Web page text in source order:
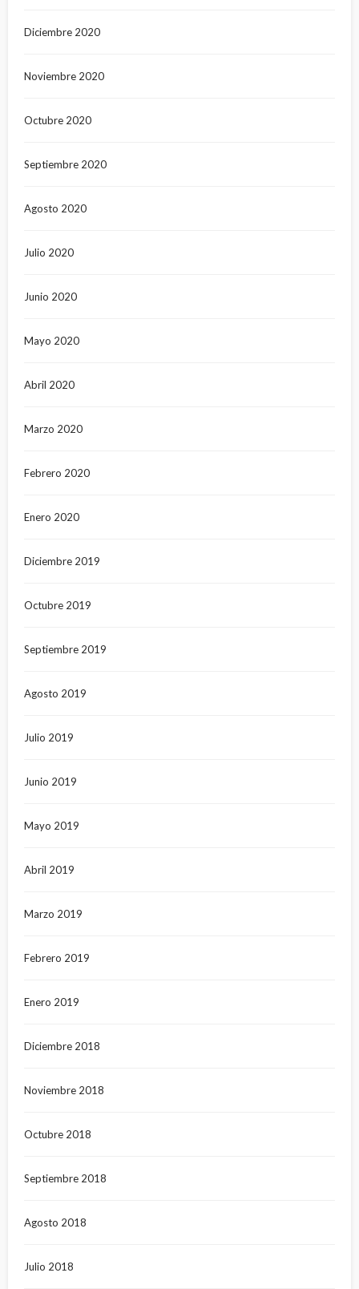
Diciembre 2020
Noviembre 2020
Octubre 2020
Septiembre 2020
Agosto 2020
Julio 2020
Junio 2020
Mayo 2020
Abril 2020
Marzo 2020
Febrero 2020
Enero 2020
Diciembre 2019
Octubre 2019
Septiembre 2019
Agosto 2019
Julio 2019
Junio 2019
Mayo 2019
Abril 2019
Marzo 2019
Febrero 2019
Enero 2019
Diciembre 2018
Noviembre 2018
Octubre 2018
Septiembre 2018
Agosto 2018
Julio 2018